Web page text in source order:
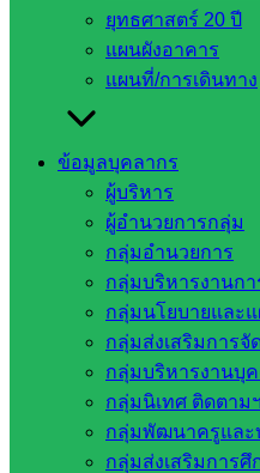
ยุทธศาสตร์ 20 ปี
แผนผังอาคาร
แผนที่/การเดินทาง
ข้อมูลบุคลากร
ผู้บริหาร
ผู้อำนวยการกลุ่ม
กลุ่มอำนวยการ
กลุ่มบริหารงานก
กลุ่มนโยบายและ
กลุ่มส่งเสริมการจั
กลุ่มบริหารงานบุ
กลุ่มนิเทศ ติดตามฯ
กลุ่มพัฒนาครูและ
กลุ่มส่งเสริมการ